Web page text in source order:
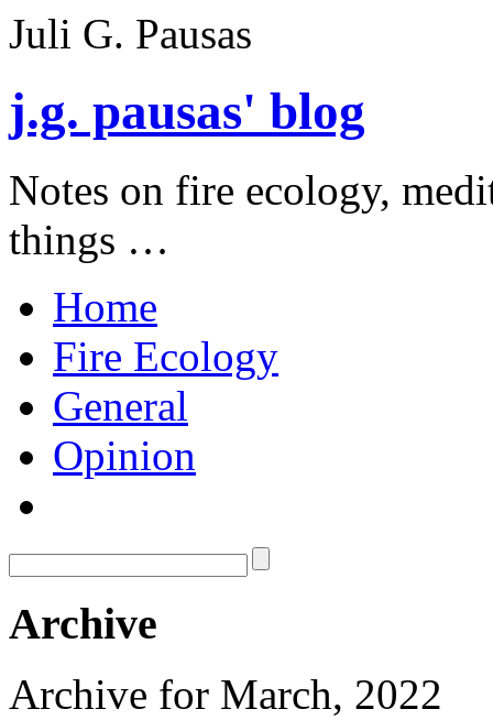
Juli G. Pausas
j.g. pausas' blog
Notes on fire ecology,
things …
Home
Fire Ecology
General
Opinion
Archive
Archive for March, 2022